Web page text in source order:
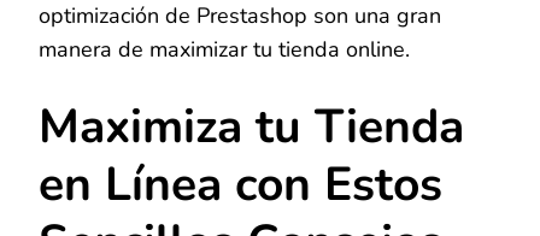
optimización de Prestashop son una gran
manera de maximizar tu tienda online.
Maximiza tu Tienda
en Línea con Estos